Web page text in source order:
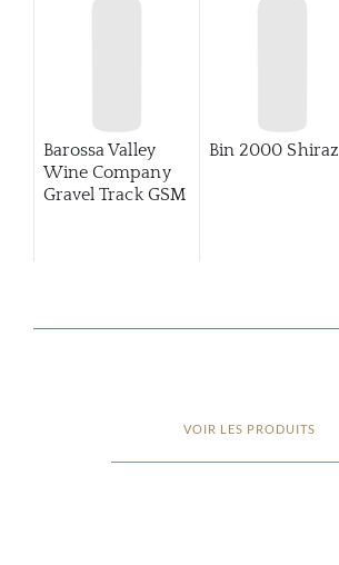
Barossa Valley
Wine Company
Gravel Track GSM
Bin 2000 Shiraz
VOIR LES PRODUITS